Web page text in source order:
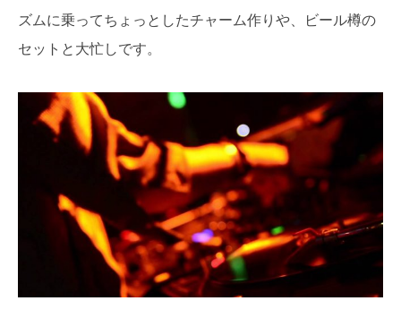
ズムに乗ってちょっとしたチャーム作りや、ビール樽の
セットと大忙しです。